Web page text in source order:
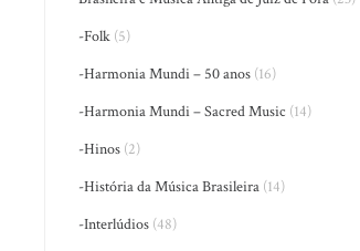
-Folk (5)
-Harmonia Mundi – 50 anos (16)
-Harmonia Mundi – Sacred Music (14)
-Hinos (2)
-História da Música Brasileira (14)
-Interlúdios (48)